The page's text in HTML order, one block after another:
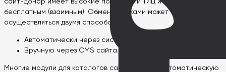
бесплатным (взаимным). Обмен ссылками может
осуществляться двумя способами:
Автоматически через систему.
Вручную через CMS сайта.
Многие модули для каталогов сайтов имеют автоматическую